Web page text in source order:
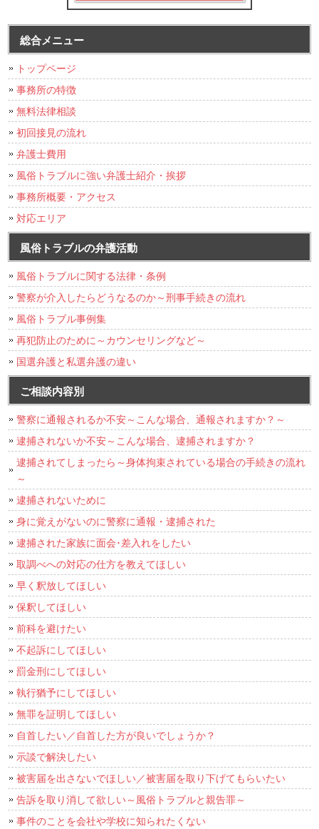
総合メニュー
トップページ
事務所の特徴
無料法律相談
初回接見の流れ
弁護士費用
風俗トラブルに強い弁護士紹介・挨拶
事務所概要・アクセス
対応エリア
風俗トラブルの弁護活動
風俗トラブルに関する法律・条例
警察が介入したらどうなるのか～刑事手続きの流れ
風俗トラブル事例集
再犯防止のために～カウンセリングなど～
国選弁護と私選弁護の違い
ご相談内容別
警察に通報されるか不安～こんな場合、通報されますか？～
逮捕されないか不安～こんな場合、逮捕されますか？
逮捕されてしまったら～身体拘束されている場合の手続きの流れ
～
逮捕されないために
身に覚えがないのに警察に通報・逮捕された
逮捕された家族に面会･差入れをしたい
取調べへの対応の仕方を教えてほしい
早く釈放してほしい
保釈してほしい
前科を避けたい
不起訴にしてほしい
罰金刑にしてほしい
執行猶予にしてほしい
無罪を証明してほしい
自首したい／自首した方が良いでしょうか？
示談で解決したい
被害届を出さないでほしい／被害届を取り下げてもらいたい
告訴を取り消して欲しい～風俗トラブルと親告罪～
事件のことを会社や学校に知られたくない